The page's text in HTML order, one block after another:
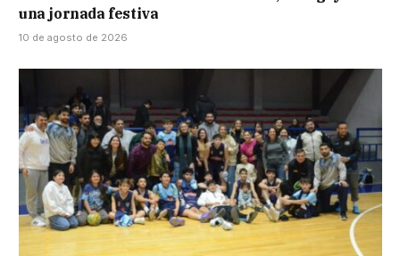
una jornada festiva
10 de agosto de 2026